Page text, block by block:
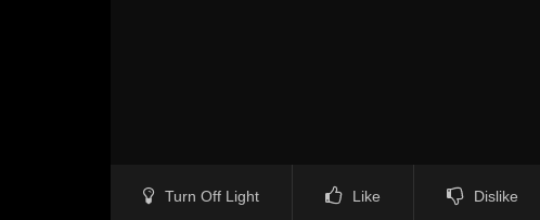
Turn Off Light Like Dislike